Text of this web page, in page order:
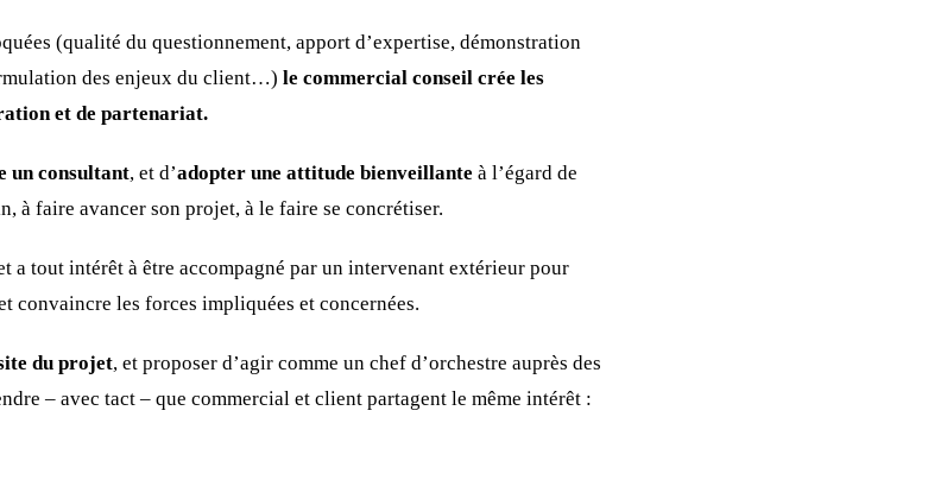
(qualité du questionnement, apport d’expertise, démonstration
des enjeux du client…) le commercial conseil crée les
et de partenariat.
un consultant, et d’adopter une attitude bienveillante à l’égard de
à faire avancer son projet, à le faire se concrétiser.
a tout intérêt à être accompagné par un intervenant extérieur pour
convaincre les forces impliquées et concernées.
du projet, et proposer d’agir comme un chef d’orchestre auprès des
– avec tact – que commercial et client partagent le même intérêt :